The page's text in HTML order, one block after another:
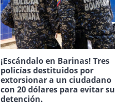
¡Escándalo en Barinas! Tres
policías destituidos por
extorsionar a un ciudadano
con 20 dólares para evitar su
detención.